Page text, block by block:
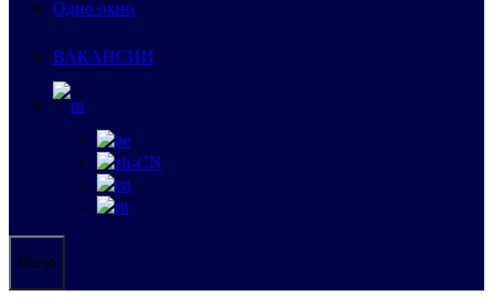
Одно окно
ВАКАНСИИ
Меню